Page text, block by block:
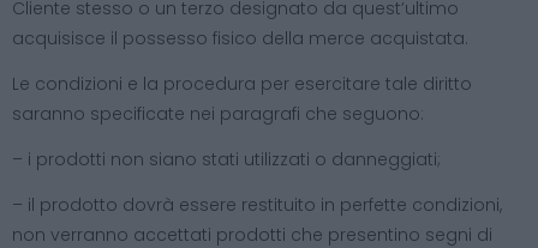
Cliente stesso o un terzo designato da quest’ultimo
acquisisce il possesso fisico della merce acquistata.
Le condizioni e la procedura per esercitare tale diritto
saranno specificate nei paragrafi che seguono:
– i prodotti non siano stati utilizzati o danneggiati;
– il prodotto dovrà essere restituito in perfette condizioni,
non verranno accettati prodotti che presentino segni di